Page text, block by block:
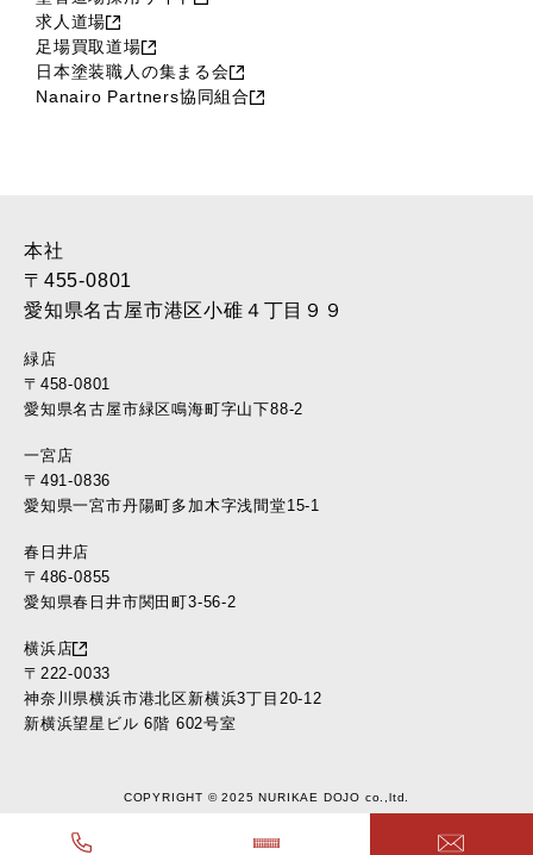
求人道場
足場買取道場
日本塗装職人の集まる会
Nanairo Partners協同組合
本社
〒455-0801
愛知県名古屋市港区小碓４丁目９９
緑店
〒458-0801
愛知県名古屋市緑区鳴海町字山下88-2
一宮店
〒491-0836
愛知県一宮市丹陽町多加木字浅間堂15-1
春日井店
〒486-0855
愛知県春日井市関田町3-56-2
横浜店
〒222-0033
神奈川県横浜市港北区新横浜3丁目20-12
新横浜望星ビル 6階 602号室
COPYRIGHT © 2025 NURIKAE DOJO co.,ltd.